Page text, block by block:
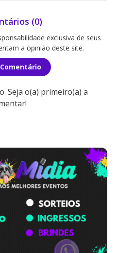
(0)
exclusiva de seus
a opinião deste site.
Seja o(a) primeiro(a) a